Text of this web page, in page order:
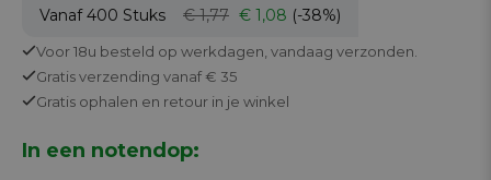
Vanaf 400 Stuks € 1,77 € 1,08 (-38%)
Voor 18u besteld op werkdagen, vandaag verzonden.
Gratisverzending vanaf € 35
Gratis ophalen en retour in je winkel
In een notendop: